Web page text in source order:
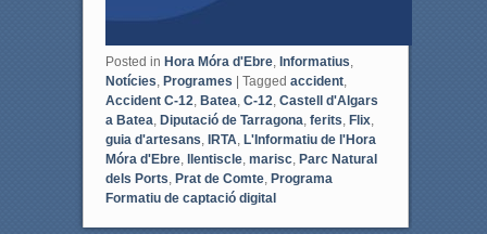
Posted in Hora Móra d'Ebre, Informatius,
Notícies, Programes Tagged accident,
Accident C-12, Batea, C-12, Castell d'Algars
a Batea, Diputació de Tarragona, ferits, Flix,
guia d'artesans, IRTA, L'Informatiu de l'Hora
Móra d'Ebre, llentiscle, marisc, Parc Natural
dels Ports, Prat de Comte, Programa
Formatiu de captació digital